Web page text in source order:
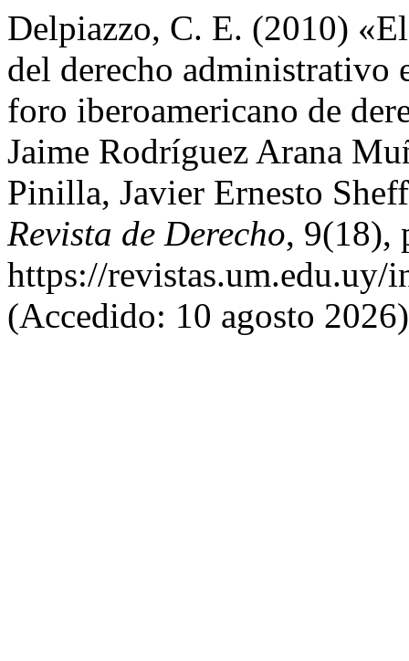
Delpiazzo, C. E. (2010)
del derecho administrativo
foro iberoamericano de
Jaime Rodríguez Arana
Pinilla, Javier Ernesto
Revista de Derecho, 9(18),
https://revistas.um.edu.uy/
(Accedido: 10 agosto